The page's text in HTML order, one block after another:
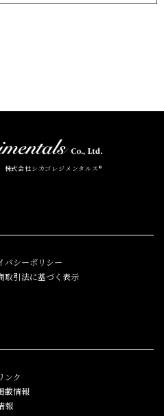
式会社シカゴレジメンタルス®
バシーポリシー
取引法に基づく表示
ンク
載情報
報